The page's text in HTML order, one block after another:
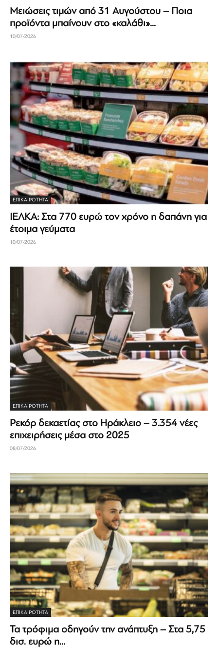
Μειώσεις τιμών από 31 Αυγούστου – Ποια
προϊόντα μπαίνουν στο «καλάθι»...
10/07/2026
ΕΠΙΚΑΙΡΟΤΗΤΑ
ΙΕΛΚΑ: Στα 770 ευρώ τον χρόνο η δαπάνη για
έτοιμα γεύματα
10/07/2026
ΕΠΙΚΑΙΡΟΤΗΤΑ
Ρεκόρ δεκαετίας στο Ηράκλειο – 3.354 νέες
επιχειρήσεις μέσα στο 2025
08/07/2026
ΕΠΙΚΑΙΡΟΤΗΤΑ
Τα τρόφιμα οδηγούν την ανάπτυξη – Στα 5,75
δισ. ευρώ η...